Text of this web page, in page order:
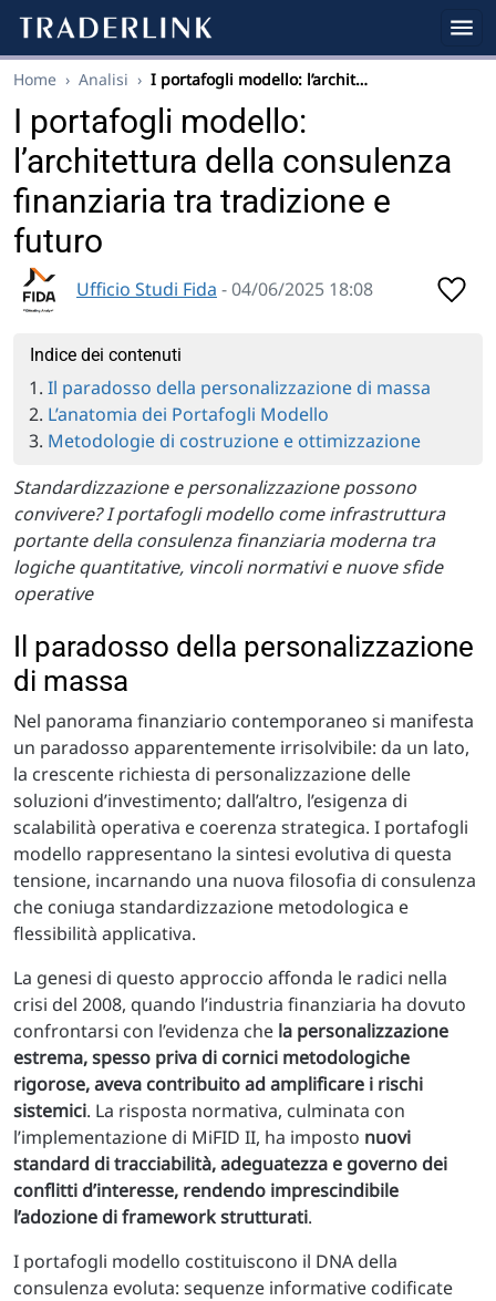
Home › Analisi › I portafogli modello: l’archit…
I portafogli modello:
l’architettura della consulenza
finanziaria tra tradizione e
futuro
Ufficio Studi Fida - 04/06/2025 18:08
Indice dei contenuti
Il paradosso della personalizzazione di massa
L’anatomia dei Portafogli Modello
Metodologie di costruzione e ottimizzazione
Standardizzazione e personalizzazione possono
convivere? I portafogli modello come infrastruttura
portante della consulenza finanziaria moderna tra
logiche quantitative, vincoli normativi e nuove sfide
operative
Il paradosso della personalizzazione
di massa
Nel panorama finanziario contemporaneo si manifesta
un paradosso apparentemente irrisolvibile: da un lato,
la crescente richiesta di personalizzazione delle
soluzioni d’investimento; dall’altro, l’esigenza di
scalabilità operativa e coerenza strategica. I portafogli
modello rappresentano la sintesi evolutiva di questa
tensione, incarnando una nuova filosofia di consulenza
che coniuga standardizzazione metodologica e
flessibilità applicativa.
La genesi di questo approccio affonda le radici nella
crisi del 2008, quando l’industria finanziaria ha dovuto
confrontarsi con l’evidenza che la personalizzazione
estrema, spesso priva di cornici metodologiche
rigorose, aveva contribuito ad amplificare i rischi
sistemici. La risposta normativa, culminata con
l’implementazione di MiFID II, ha imposto nuovi
standard di tracciabilità, adeguatezza e governo dei
conflitti d’interesse, rendendo imprescindibile
l’adozione di framework strutturati.
I portafogli modello costituiscono il DNA della
consulenza evoluta: sequenze informative codificate